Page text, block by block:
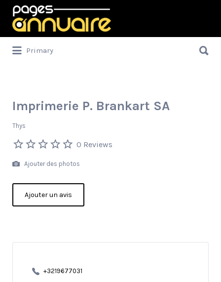
Rechercher:
Primary
Imprimerie P. Brankart SA
Thys
0 Reviews
Ajouter des photos
Ajouter un avis
+3219677031